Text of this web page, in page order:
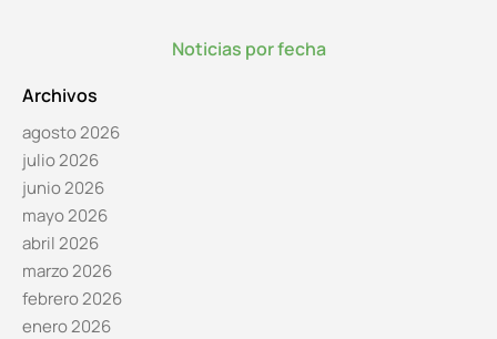
Noticias por fecha
Archivos
agosto 2026
julio 2026
junio 2026
mayo 2026
abril 2026
marzo 2026
febrero 2026
enero 2026